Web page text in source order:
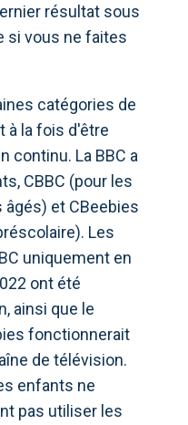
résultat sous
si vous ne faites
catégories de
à la fois d'être
La BBC a
CBBC (pour les
et CBeebies
Les
uniquement en
ont été
ainsi que le
fonctionnerait
de télévision.
enfants ne
pas utiliser les